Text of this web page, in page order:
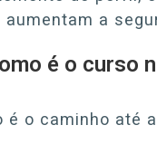
aumentam a
é o curso
é o caminho até